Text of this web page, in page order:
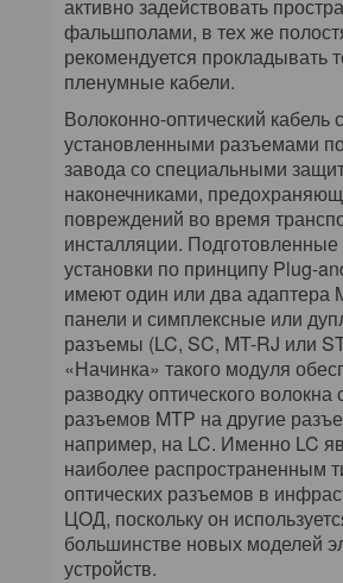
активно задействовать
фальшполами, в тех же
рекомендуется прокладывать
пленумные кабели.
Волоконно-оптический кабель с
установленными разъемами
завода со специальными
наконечниками,
повреждений во время
инсталляции. Подготовленные
установки по принципу Plug-
имеют один или два адаптера
панели и симплексные или
разъемы (LC, SC, MT-RJ или
«Начинка» такого модуля
разводку оптического волокна
разъемов MTP на другие
например, на LC. Именно LC
наиболее распространенным
оптических разъемов в
ЦОД, поскольку он
большинстве новых моделей
устройств.